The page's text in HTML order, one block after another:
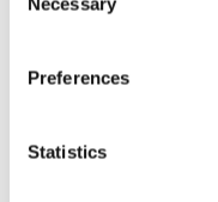
Selection
Preferences
Statistics